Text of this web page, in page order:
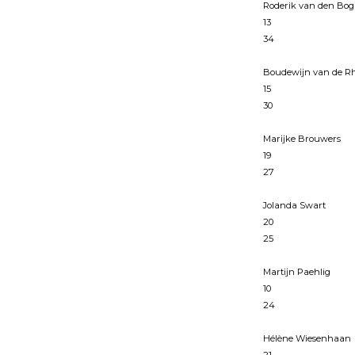
Roderik van den
13
34
Boudewĳn van de
15
30
Marĳke Brouwers
19
27
Jolanda Swart
20
25
Martĳn Paehlig
10
24
Hélène Wiesenhaan